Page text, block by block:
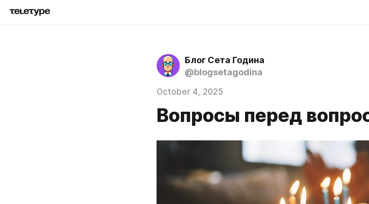
Блог Сета Година
@blogsetagodina
October 4, 2025
Вопросы перед